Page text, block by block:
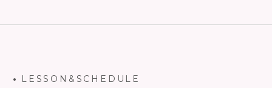
LESSON&SCHEDULE